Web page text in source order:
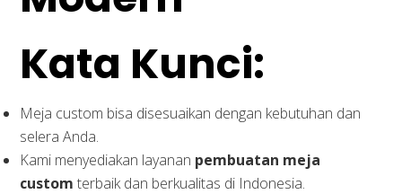
Kata Kunci:
Meja custom bisa disesuaikan dengan kebutuhan dan
selera Anda.
Kami menyediakan layanan pembuatan meja
custom terbaik dan berkualitas di Indonesia.